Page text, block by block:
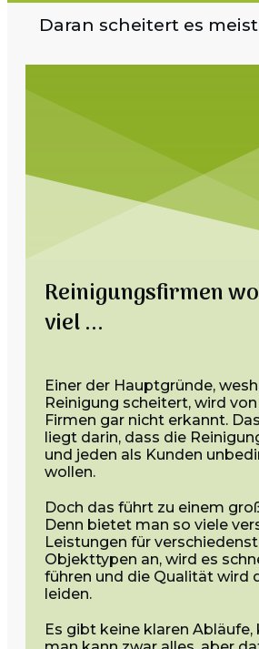
Daran scheitert es
Reinigungsfirmen
viel ...
Einer der Hauptgründe,
Reinigung scheitert, wird
Firmen gar nicht erkannt.
liegt darin, dass die
und jeden als Kunden
wollen.
Doch das führt zu einem
Denn bietet man so viele
Leistungen für
Objekttypen an, wird es
führen und die Qualität wird
leiden.
Es gibt keine klaren Abläufe,